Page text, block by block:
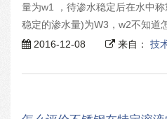
量为w1 ，待渗水稳定后在水中
稳定的渗水量)为W3，w2不知道
2016-12-08
来自： 技